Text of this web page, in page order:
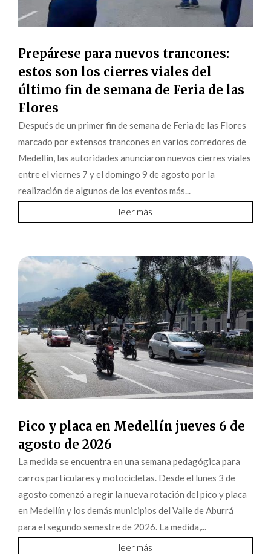
Prepárese para nuevos trancones:
estos son los cierres viales del
último fin de semana de Feria de las
Flores
Después de un primer fin de semana de Feria de las Flores
marcado por extensos trancones en varios corredores de
Medellín, las autoridades anunciaron nuevos cierres viales
entre el viernes 7 y el domingo 9 de agosto por la
realización de algunos de los eventos más...
leer más
Pico y placa en Medellín jueves 6 de
agosto de 2026
La medida se encuentra en una semana pedagógica para
carros particulares y motocicletas. Desde el lunes 3 de
agosto comenzó a regir la nueva rotación del pico y placa
en Medellín y los demás municipios del Valle de Aburrá
para el segundo semestre de 2026. La medida,...
leer más